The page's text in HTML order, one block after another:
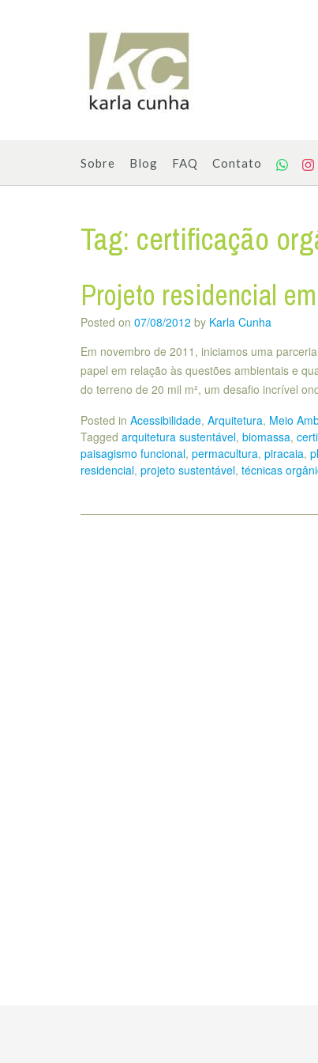
Sobre Blog FAQ Contato
Tag: certificação
Projeto residencial
Posted on 07/08/2012 by Karla Cunha
Em novembro de 2011, iniciamos uma
papel em relação às questões ambientais e
do terreno de 20 mil m², um desafio incrível
Posted in Acessibilidade, Arquitetura, Meio
Tagged arquitetura sustentável, biomassa,
paisagismo funcional, permacultura, piracaia,
residencial, projeto sustentável, técnicas